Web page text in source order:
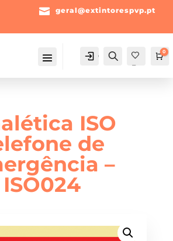
 geral@extintorespvp.pt
Conta
Pesquisa
Fav
0
ISO
de
–
ISO024